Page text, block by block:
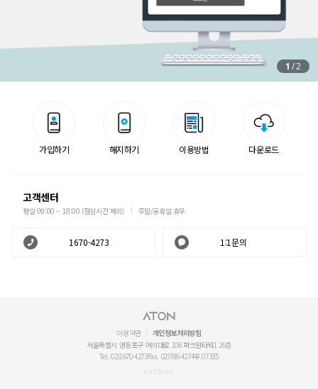
1 /2
가입하기 해지하기 이용방법 다운로드
고객센터
평일 09:00 ~ 18:00 (점심시간 제외) 주말/공휴일 휴무
1670-4273 1:1문의
이용약관
개인정보처리방침
서울특별시 영등포구 여의대로 108 파크원타워1 26층
Tel. 02)1670-4273Fax. 02)786-4274우.07335
© ATON Inc.